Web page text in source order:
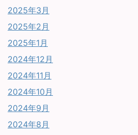
2025年3月
2025年2月
2025年1月
2024年12月
2024年11月
2024年10月
2024年9月
2024年8月